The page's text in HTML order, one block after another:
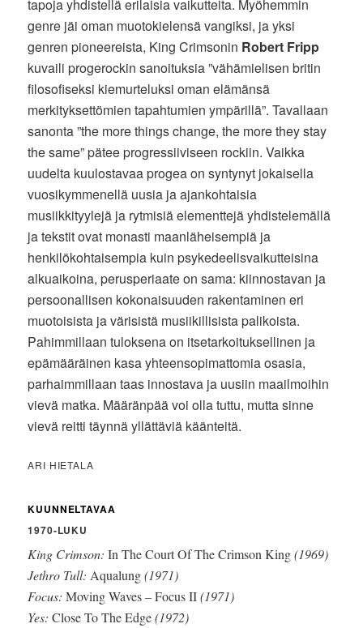
tapoja yhdistellä erilaisia vaikutteita. Myöhemmin
genre jäi oman muotokielensä vangiksi, ja yksi
genren pioneereista, King Crimsonin Robert Fripp
kuvaili progerockin sanoituksia ”vähämielisen britin
filosofiseksi kiemurteluksi oman elämänsä
merkityksettömien tapahtumien ympärillä”. Tavallaan
sanonta ”the more things change, the more they stay
the same” pätee progressiiviseen rockiin. Vaikka
uudelta kuulostavaa progea on syntynyt jokaisella
vuosikymmenellä uusia ja ajankohtaisia
musiikkityylejä ja rytmisiä elementtejä yhdistelemällä
ja tekstit ovat monasti maanläheisempiä ja
henkilökohtaisempia kuin psykedeelisvaikutteisina
alkuaikoina, perusperiaate on sama: kiinnostavan ja
persoonallisen kokonaisuuden rakentaminen eri
muotoisista ja värisistä musiikillisista palikoista.
Pahimmillaan tuloksena on itsetarkoituksellinen ja
epämääräinen kasa yhteensopimattomia osasia,
parhaimmillaan taas innostava ja uusiin maailmoihin
vievä matka. Määränpää voi olla tuttu, mutta sinne
vievä reitti täynnä yllättäviä käänteitä.
ARI HIETALA
KUUNNELTAVAA
1970-LUKU
King Crimson:In The Court Of The Crimson King(1969)
Jethro Tull:Aqualung(1971)
Focus:Moving Waves – Focus II(1971)
Yes:Close To The Edge(1972)